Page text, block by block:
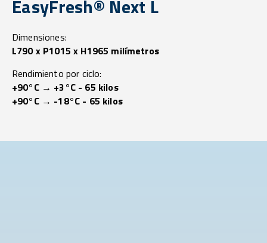
EasyFresh® Next L
Dimensiones:
L790 x P1015 x H1965 milímetros
Rendimiento por ciclo:
+90°C → +3°C - 65 kilos
+90°C → -18°C - 65 kilos